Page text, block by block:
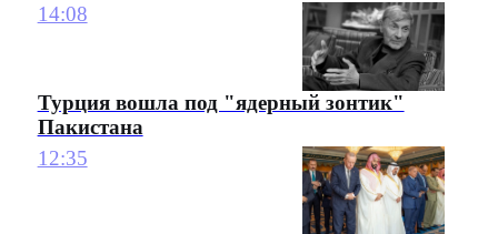
14:08
Турция вошла под "ядерный зонтик"
Пакистана
12:35